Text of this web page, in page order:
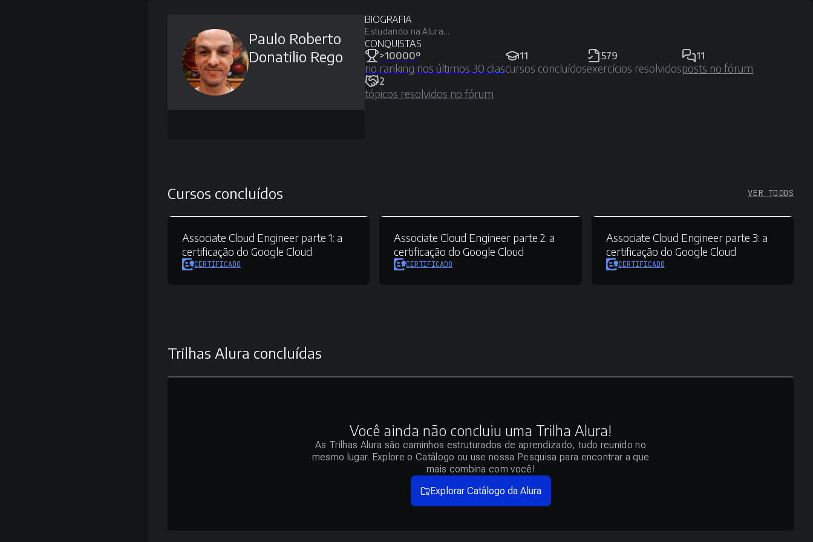
Paulo Roberto
Donatilio Rego
BIOGRAFIA
Estudando na Alura...
CONQUISTAS
>10000º
no ranking nos últimos 30 dias
11
cursos concluídos
579
exercícios resolvidos
11
posts no fórum
2
tópicos resolvidos no fórum
Cursos concluídos VER TODOS
Associate Cloud Engineer parte 1: a
certificação do Google Cloud
CERTIFICADO
Associate Cloud Engineer parte 2: a
certificação do Google Cloud
CERTIFICADO
Associate Cloud Engineer parte 3: a
certificação do Google Cloud
CERTIFICADO
Trilhas Alura concluídas
Você ainda não concluiu uma Trilha Alura!
As Trilhas Alura são caminhos estruturados de aprendizado, tudo reunido no
mesmo lugar. Explore o Catálogo ou use nossa Pesquisa para encontrar a que
mais combina com você!
Explorar Catálogo da Alura